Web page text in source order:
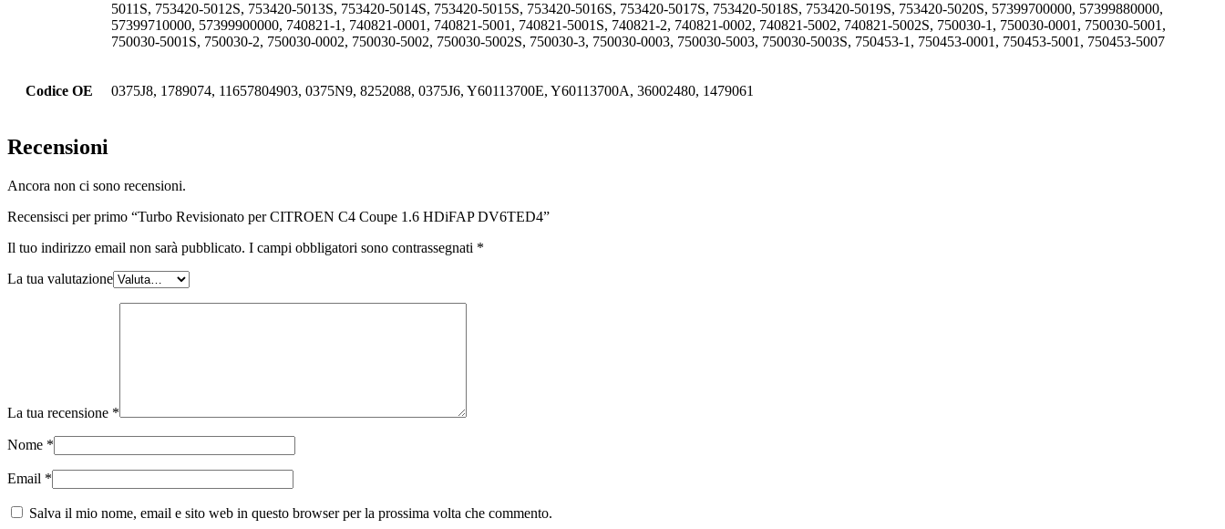
5011S, 753420-5012S, 753420-5013S, 753420-5014S, 753420-5015S, 753420-5016S, 753420-5017S, 753420-5018S, 753420-5019S, 753420-5020S, 57399700000, 57399880000,
57399710000, 57399900000, 740821-1, 740821-0001, 740821-5001, 740821-5001S, 740821-2, 740821-0002, 740821-5002, 740821-5002S, 750030-1, 750030-0001, 750030-5001,
750030-5001S, 750030-2, 750030-0002, 750030-5002, 750030-5002S, 750030-3, 750030-0003, 750030-5003, 750030-5003S, 750453-1, 750453-0001, 750453-5001, 750453-5007
Codice OE 0375J8, 1789074, 11657804903, 0375N9, 8252088, 0375J6, Y60113700E, Y60113700A, 36002480, 1479061
Recensioni
Ancora non ci sono recensioni.
Recensisci per primo “Turbo Revisionato per CITROEN C4 Coupe 1.6 HDiFAP DV6TED4”
Il tuo indirizzo email non sarà pubblicato. I campi obbligatori sono contrassegnati *
La tua valutazione
La tua recensione *
Nome *
Email *
Salva il mio nome, email e sito web in questo browser per la prossima volta che commento.